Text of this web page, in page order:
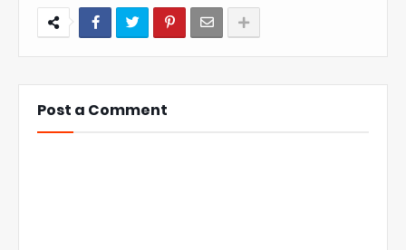
Post a Comment